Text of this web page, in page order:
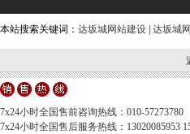
本站搜索关键词： 达坂城网站建设 达坂城
7x24小时全国售前咨询热线：010-57273780
7x24小时全国售后服务热线：13020085953